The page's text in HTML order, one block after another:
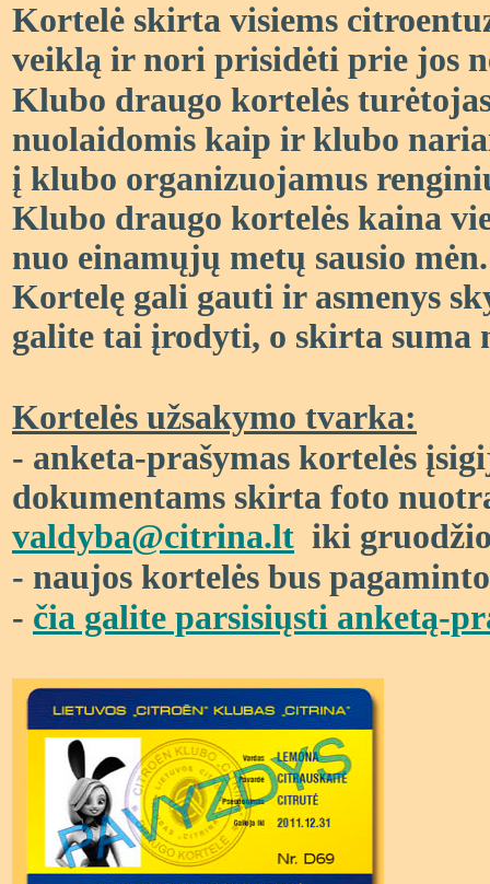
Kortelė skirta visiems
veiklą ir nori prisidėti prie jos
Klubo draugo kortelės
nuolaidomis kaip ir klubo
į klubo organizuojamus
Klubo draugo kortelės kaina
nuo einamųjų metų sausio
Kortelę gali gauti ir asmenys
galite tai įrodyti, o skirta suma
Kortelės užsakymo tvarka:
- anketa-prašymas kortelės
dokumentams skirta foto
valdyba@citrina.lt iki
- naujos kortelės bus
- čia galite parsisiųsti anketą-